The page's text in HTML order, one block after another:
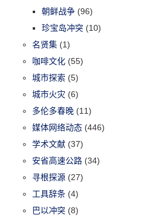
朝鲜战争 (96)
珍宝岛冲突 (10)
名贤集 (1)
咖啡文化 (55)
城市探索 (5)
城市火灾 (6)
多伦多春晚 (11)
媒体网络动态 (446)
学术文献 (37)
安省高速公路 (34)
寻根探源 (27)
工具辞条 (4)
巴以冲突 (8)